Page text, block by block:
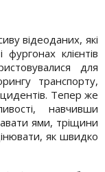
відеоданих, які
клієнтів
для
транспорту,
Тепер же
навчивши
ями, тріщини
як швидко